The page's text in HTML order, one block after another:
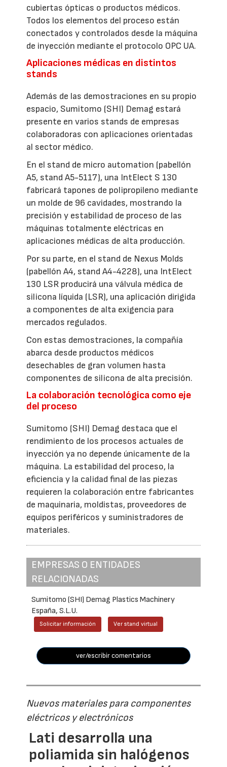
cubiertas ópticas o productos médicos.
Todos los elementos del proceso están
conectados y controlados desde la máquina
de inyección mediante el protocolo OPC UA.
Aplicaciones médicas en distintos
stands
Además de las demostraciones en su propio
espacio, Sumitomo (SHI) Demag estará
presente en varios stands de empresas
colaboradoras con aplicaciones orientadas
al sector médico.
En el stand de micro automation (pabellón
A5, stand A5-5117), una IntElect S 130
fabricará tapones de polipropileno mediante
un molde de 96 cavidades, mostrando la
precisión y estabilidad de proceso de las
máquinas totalmente eléctricas en
aplicaciones médicas de alta producción.
Por su parte, en el stand de Nexus Molds
(pabellón A4, stand A4-4228), una IntElect
130 LSR producirá una válvula médica de
silicona líquida (LSR), una aplicación dirigida
a componentes de alta exigencia para
mercados regulados.
Con estas demostraciones, la compañía
abarca desde productos médicos
desechables de gran volumen hasta
componentes de silicona de alta precisión.
La colaboración tecnológica como eje
del proceso
Sumitomo (SHI) Demag destaca que el
rendimiento de los procesos actuales de
inyección ya no depende únicamente de la
máquina. La estabilidad del proceso, la
eficiencia y la calidad final de las piezas
requieren la colaboración entre fabricantes
de maquinaria, moldistas, proveedores de
equipos periféricos y suministradores de
materiales.
EMPRESAS O ENTIDADES
RELACIONADAS
Sumitomo (SHI) Demag Plastics Machinery
España, S.L.U.
Solicitar información Ver stand virtual
ver/escribir comentarios
Nuevos materiales para componentes
eléctricos y electrónicos
Lati desarrolla una
poliamida sin halógenos